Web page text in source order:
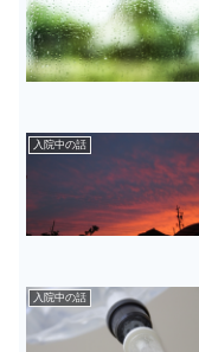
入院中の話
入院中の話